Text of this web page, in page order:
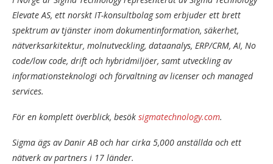
Elevate AS, ett norskt IT-konsultbolag som erbjuder ett brett
spektrum av tjänster inom dokumentinformation, säkerhet,
nätverksarkitektur, molnutveckling, dataanalys, ERP/CRM, AI, No
code/low code, drift och hybridmiljöer, samt utveckling av
informationsteknologi och förvaltning av licenser och managed
services.
För en komplett överblick, besök sigmatechnology.com.
Sigma ägs av Danir AB och har cirka 5,000 anställda och ett
nätverk av partners i 17 länder.